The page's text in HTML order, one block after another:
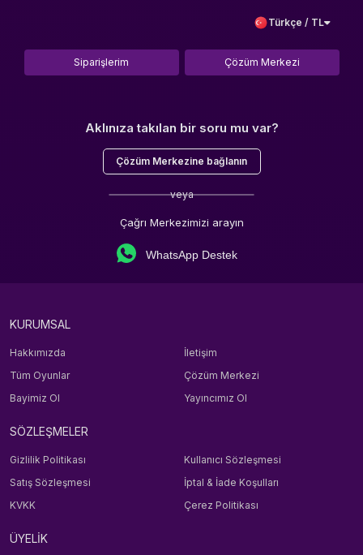
Türkçe / TL
Siparişlerim Çözüm Merkezi
Aklınıza takılan bir soru mu var?
Çözüm Merkezine bağlanın
veya
Çağrı Merkezimizi arayın
WhatsApp Destek
KURUMSAL
Hakkımızda
İletişim
Tüm Oyunlar
Çözüm Merkezi
Bayimiz Ol
Yayıncımız Ol
SÖZLEŞMELER
Gizlilik Politikası
Kullanıcı Sözleşmesi
Satış Sözleşmesi
İptal & İade Koşulları
KVKK
Çerez Politikası
ÜYELİK